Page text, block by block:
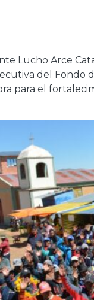
Lucho Arce
del Fondo
para el